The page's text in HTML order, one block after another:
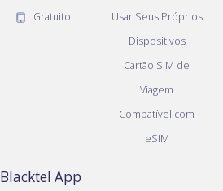
Gratuito
Usar Seus Próprios
Dispositivos
Cartão SIM de
Viagem
Compatível com
eSIM
Blacktel App